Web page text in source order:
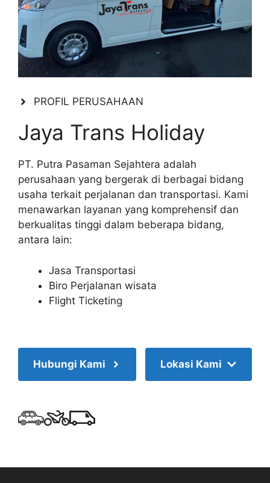
PROFIL PERUSAHAAN
Jaya Trans Holiday
PT. Putra Pasaman Sejahtera adalah
perusahaan yang bergerak di berbagai bidang
usaha terkait perjalanan dan transportasi. Kami
menawarkan layanan yang komprehensif dan
berkualitas tinggi dalam beberapa bidang,
antara lain:
Jasa Transportasi
Biro Perjalanan wisata
Flight Ticketing
Hubungi Kami Lokasi Kami